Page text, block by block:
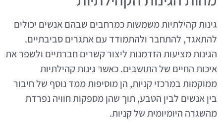
גינות קהילתיות משמשות כמרחבים שבהם אנשים יכולים
להתאגד, להתחבר ולהתמודד עם אתגרים סביבתיים.
הגינות מציעות הזדמנות ליצור קשרים חברתיים ולשפר את
איכות החיים של התושבים. כאשר גינות קהילתיות
ממוקמות במרכזי קניות, הן מוסיפות ממד נוסף של חיבור
בין אנשים לבין הטבע, תוך שהן מספקות חוויה נפרדת
מהשגרה היומיומית של קניות.